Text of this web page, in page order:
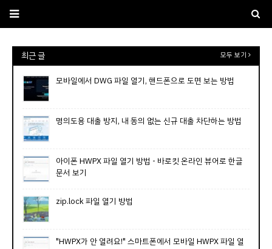
최근 글 모두 보기
모바일에서 DWG 파일 열기, 핸드폰으로 도면 보는 방법
명의도용 대출 방지, 내 동의 없는 신규 대출 차단하는 방법
아이폰 HWPX 파일 열기 방법 - 바로킷 온라인 뷰어로 한글
문서 보기
zip.lock 파일 열기 방법
"HWPX가 안 열려요!" 스마트폰에서 모바일 HWPX 파일 열